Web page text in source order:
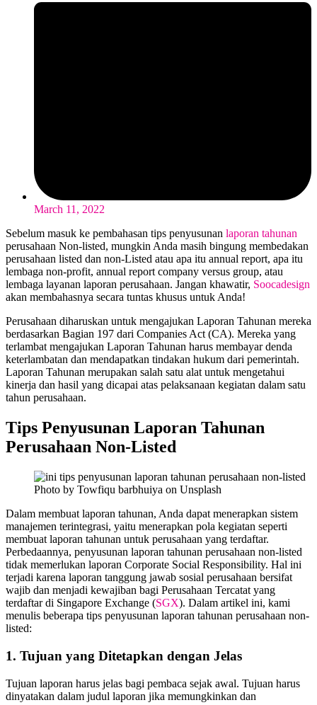
March 11, 2022
Sebelum masuk ke pembahasan tips penyusunan laporan tahunan
perusahaan Non-listed, mungkin Anda masih bingung membedakan
perusahaan listed dan non-Listed atau apa itu annual report, apa itu
lembaga non-profit, annual report company versus group, atau
lembaga layanan laporan perusahaan. Jangan khawatir, Soocadesign
akan membahasnya secara tuntas khusus untuk Anda!
Perusahaan diharuskan untuk mengajukan Laporan Tahunan mereka
berdasarkan Bagian 197 dari Companies Act (CA). Mereka yang
terlambat mengajukan Laporan Tahunan harus membayar denda
keterlambatan dan mendapatkan tindakan hukum dari pemerintah.
Laporan Tahunan merupakan salah satu alat untuk mengetahui
kinerja dan hasil yang dicapai atas pelaksanaan kegiatan dalam satu
tahun perusahaan.
Tips Penyusunan Laporan Tahunan
Perusahaan Non-Listed
Photo by Towfiqu barbhuiya on Unsplash
Dalam membuat laporan tahunan, Anda dapat menerapkan sistem
manajemen terintegrasi, yaitu menerapkan pola kegiatan seperti
membuat laporan tahunan untuk perusahaan yang terdaftar.
Perbedaannya, penyusunan laporan tahunan perusahaan non-listed
tidak memerlukan laporan Corporate Social Responsibility. Hal ini
terjadi karena laporan tanggung jawab sosial perusahaan bersifat
wajib dan menjadi kewajiban bagi Perusahaan Tercatat yang
terdaftar di Singapore Exchange (SGX). Dalam artikel ini, kami
menulis beberapa tips penyusunan laporan tahunan perusahaan non-
listed:
1. Tujuan yang Ditetapkan dengan Jelas
Tujuan laporan harus jelas bagi pembaca sejak awal. Tujuan harus
dinyatakan dalam judul laporan jika memungkinkan dan